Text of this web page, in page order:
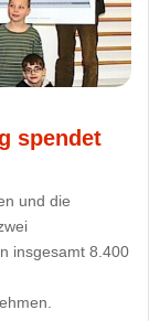
spendet
und die
insgesamt 8.400